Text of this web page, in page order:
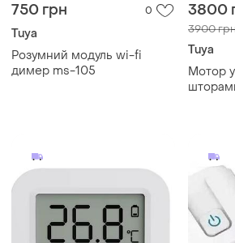
750 грн 0
Tuya
Розумний модуль wi-fi
димер ms-105
3800
3900
Tuya
Мотор